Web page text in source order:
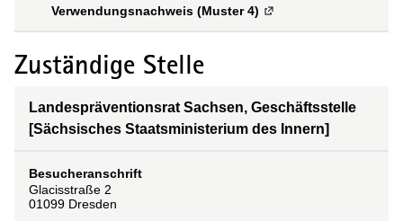
Verwendungsnachweis (Muster 4) Externe Verlinkung
Zuständige Stelle
Landespräventionsrat Sachsen, Geschäftsstelle
[Sächsisches Staatsministerium des Innern]
Besucheranschrift
Glacisstraße 2
01099 Dresden